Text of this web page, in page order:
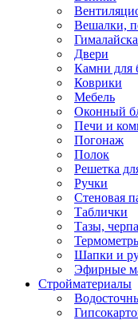
Вешалки,
Двери
Камни для
Коврики
Мебель
Оконный
Печи и
Погонаж
Полок
Решетка
Ручки
Стеновая
Таблички
Тазы,
Шапки и
Эфирные
Стройматериалы